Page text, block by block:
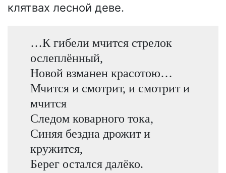
клятвах лесной деве.
…К гибели мчится стрелок
ослеплённый,
Новой взманен красотою…
Мчится и смотрит, и смотрит и
мчится
Следом коварного тока,
Синяя бездна дрожит и
кружится,
Берег остался далёко.